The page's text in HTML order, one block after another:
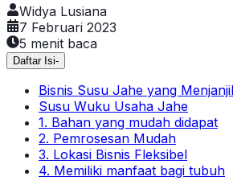
Widya Lusiana
7 Februari 2023
5 menit baca
Daftar Isi-
Bisnis Susu Jahe yang
Susu Wuku Usaha Jahe
1. Bahan yang mudah didapat
2. Pemrosesan Mudah
3. Lokasi Bisnis Fleksibel
4. Memiliki manfaat bagi tubuh